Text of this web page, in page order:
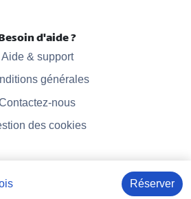
Réserver
d'aide ?
Aide & support
générales
nous
des cookies